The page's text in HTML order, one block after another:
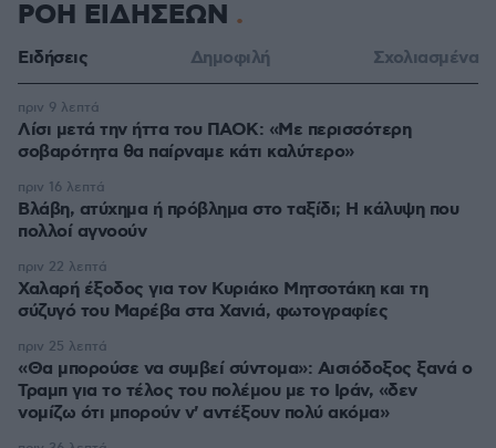
ΡΟΗ ΕΙΔΗΣΕΩΝ
Ειδήσεις Δημοφιλή Σχολιασμένα
Λίσι μετά την ήττα του ΠΑΟΚ: «Με περισσότερη
σοβαρότητα θα παίρναμε κάτι καλύτερο»
πριν 9 λεπτά
Βλάβη, ατύχημα ή πρόβλημα στο ταξίδι; Η κάλυψη που
πολλοί αγνοούν
πριν 16 λεπτά
Χαλαρή έξοδος για τον Κυριάκο Μητσοτάκη και τη
σύζυγό του Μαρέβα στα Χανιά, φωτογραφίες
πριν 22 λεπτά
«Θα μπορούσε να συμβεί σύντομα»: Αισιόδοξος ξανά ο
Τραμπ για το τέλος του πολέμου με το Ιράν, «δεν
νομίζω ότι μπορούν ν' αντέξουν πολύ ακόμα»
πριν 25 λεπτά